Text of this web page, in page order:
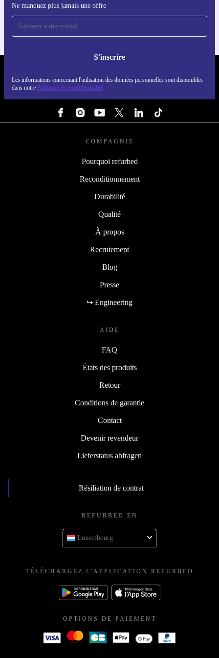
Ne manquez plus jamais une offre
S'inscrire
Les informations concernant l'utilisation des données personnelles sont disponibles
dans notre Politique de confidentialité
Pour iOS et Android
COMPAGNIE
Pourquoi refurbed
Reconditionnement
Durabilité
Qualité
À propos
Recrutement
Blog
Presse
↪ Engineering
AIDE
FAQ
États des produits
Retour
Conditions de garantie
Contact
Devenir revendeur
Lieferstatus abfragen
Résiliation de contrat
REFURBED EN
Luxembourg
TÉLÉCHARGEZ L'APPLICATION REFURBED
OPTIONS DE PAIEMENT